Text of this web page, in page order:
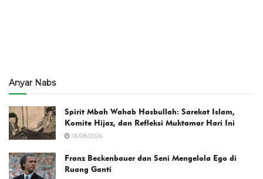
Anyar Nabs
Spirit Mbah Wahab Hasbullah: Sarekat Islam,
Komite Hijaz, dan Refleksi Muktamar Hari Ini
05/08/2026
Franz Beckenbauer dan Seni Mengelola Ego di
Ruang Ganti